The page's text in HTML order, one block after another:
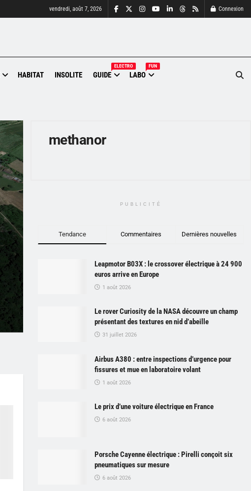
vendredi, août 7, 2026 Connexion
HABITAT INSOLITE GUIDE
ELECTRO
LABO
FUN
methanor
PUBLICITÉ
Tendance Commentaires Dernières nouvelles
Leapmotor B03X : le crossover électrique à 24 900
euros arrive en Europe
1 août 2026
Le rover Curiosity de la NASA découvre un champ
présentant des textures en nid d’abeille
31 juillet 2026
Airbus A380 : entre inspections d’urgence pour
fissures et mue en laboratoire volant
1 août 2026
Le prix d’une voiture électrique en France
6 août 2026
Porsche Cayenne électrique : Pirelli conçoit six
pneumatiques sur mesure
6 août 2026